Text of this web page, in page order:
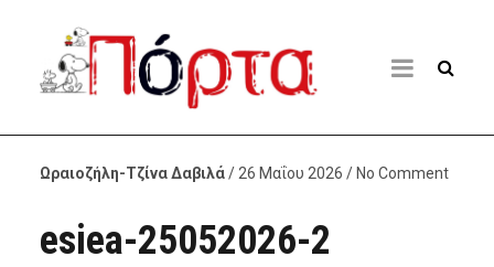
Ωραιοζήλη-Τζίνα Δαβιλά/ 26 Μαΐου 2026 / No Comment
esiea-25052026-2